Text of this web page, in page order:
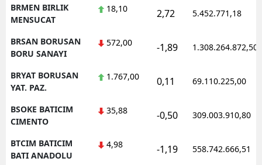
BRMEN BIRLIK
MENSUCAT
18,10 2,72 5.452.771,18
BRSAN BORUSAN
BORU SANAYI
572,00 -1,89 1.308.264.872,50
BRYAT BORUSAN
YAT. PAZ.
1.767,00 0,11 69.110.225,00
BSOKE BATICIM
CIMENTO
35,88 -0,50 309.003.910,80
BTCIM BATICIM
BATI ANADOLU
4,98 -1,19 558.742.666,51